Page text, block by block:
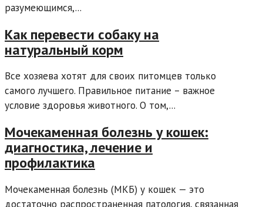
разумеющимся,...
Как перевести собаку на
натуральный корм
Все хозяева хотят для своих питомцев только
самого лучшего. Правильное питание – важное
условие здоровья животного. О том,...
Мочекаменная болезнь у кошек:
диагностика, лечение и
профилактика
Мочекаменная болезнь (МКБ) у кошек — это
достаточно распространенная патология, связанная